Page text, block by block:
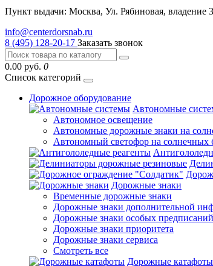
Пункт выдачи: Москва, Ул. Рябиновая, владение
info@centerdorsnab.ru
8 (495) 128-20-17 Заказать звонок
0.00 руб. 0
Список категорий
Дорожное оборудование
Автономные
Автономное освещение
Автономные дорожные знаки на
Автономный светофор на солнечных
Дорожные знаки
Временные дорожные знаки
Дорожные знаки дополнительной
Дорожные знаки особых предписаний
Дорожные знаки приоритета
Дорожные знаки сервиса
Смотреть все
Дорожные катафоты